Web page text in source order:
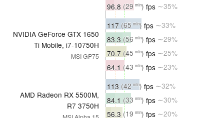
96.8 (29 min) fps ∼35%
NVIDIA GeForce GTX 1650
Ti Mobile, i7-10750H
MSI GP75
117 (65 min) fps ∼33%
83.3(56 min) fps ∼29%
70.7(45 min) fps ∼25%
64.1 (43 min) fps ∼23%
AMD Radeon RX 5500M,
R7 3750H
113(42 min) fps ∼32%
84.1(33 min) fps ∼30%
56.3(19 min) fps ∼20%